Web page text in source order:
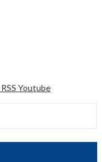
RSS Youtube